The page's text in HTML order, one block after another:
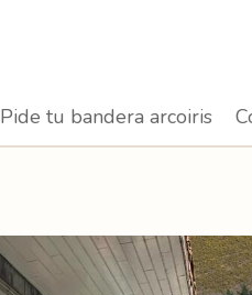
Pide tu bandera arcoiris